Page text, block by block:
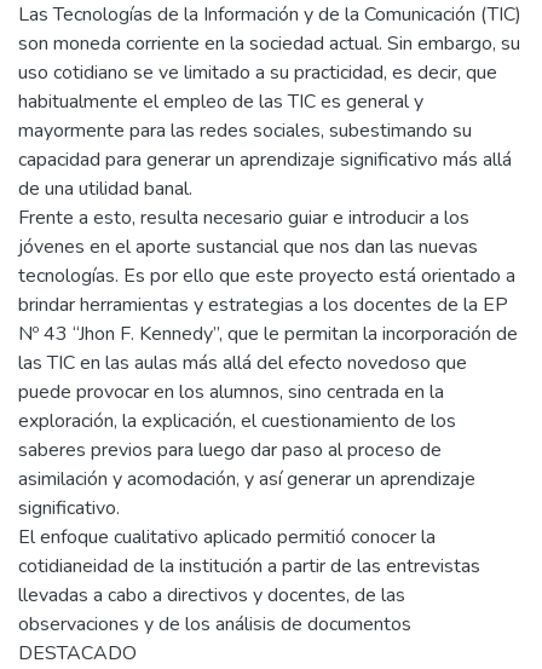
Las Tecnologías de la Información y de la Comunicación (TIC)
son moneda corriente en la sociedad actual. Sin embargo, su
uso cotidiano se ve limitado a su practicidad, es decir, que
habitualmente el empleo de las TIC es general y
mayormente para las redes sociales, subestimando su
capacidad para generar un aprendizaje significativo más allá
de una utilidad banal.
Frente a esto, resulta necesario guiar e introducir a los
jóvenes en el aporte sustancial que nos dan las nuevas
tecnologías. Es por ello que este proyecto está orientado a
brindar herramientas y estrategias a los docentes de la EP
Nº 43 “Jhon F. Kennedy”, que le permitan la incorporación de
las TIC en las aulas más allá del efecto novedoso que
puede provocar en los alumnos, sino centrada en la
exploración, la explicación, el cuestionamiento de los
saberes previos para luego dar paso al proceso de
asimilación y acomodación, y así generar un aprendizaje
significativo.
El enfoque cualitativo aplicado permitió conocer la
cotidianeidad de la institución a partir de las entrevistas
llevadas a cabo a directivos y docentes, de las
observaciones y de los análisis de documentos
DESTACADO